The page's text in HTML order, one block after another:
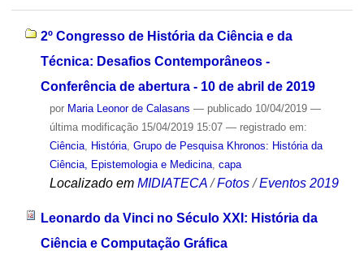
2º Congresso de História da Ciência e da
Técnica: Desafios Contemporâneos -
Conferência de abertura - 10 de abril de 2019
por Maria Leonor de Calasans — publicado10/04/2019 —
última modificação15/04/2019 15:07 — registrado em:
Ciência, História, Grupo de Pesquisa Khronos: História da
Ciência, Epistemologia e Medicina, capa
Localizado em MIDIATECA /Fotos /Eventos 2019
Leonardo da Vinci no Século XXI: História da
Ciência e Computação Gráfica